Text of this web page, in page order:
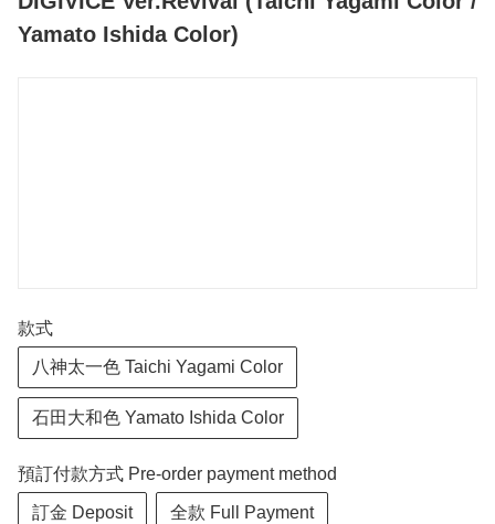
Yamato Ishida Color)
款式
八神太一色 Taichi Yagami Color
石田大和色 Yamato Ishida Color
預訂付款方式 Pre-order payment method
訂金 Deposit 全款 Full Payment